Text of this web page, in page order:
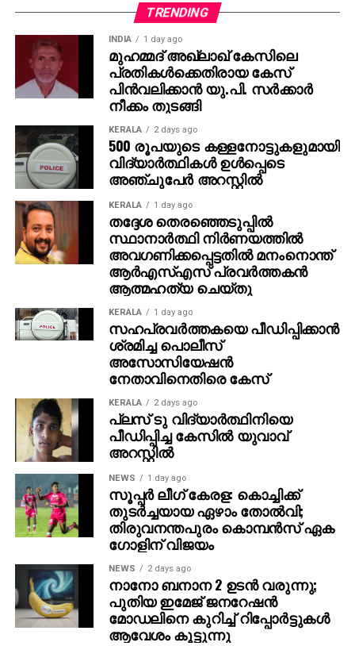
ഫിലിംസ്, റാണ ദഗ്ഗുബതിയുടെ ഉടമസ്ഥതയിലുള്ള
സ്പിരിറ്റ് മീഡിയ എന്നിവര്‍ ചേര്‍ന്നാണ്. ദുല്‍ഖര്‍
സല്‍മാന്‍, ജോം വര്‍ഗീസ്, റാണ ദഗ്ഗുബതി, പ്രശാന്ത്
പോട്ട്‌ലൂരി എന്നിവരാണ് ചിത്രത്തിന്റെ നിര്‍മ്മാതാക്കള്‍.
കുടുംബാംഗങ്ങളോട് അനുവാദം ചോദിക്കാതെ ആണ്
അദ്ദേഹത്തിന്റെ ജീവിതകഥ സിനിമ ആക്കിയത് എന്നും,
ചിത്രത്തിലെ കഥാപാത്രങ്ങളുടെ പേരുകള്‍
മാറ്റിയെങ്കിലും പ്രേക്ഷകര്‍ക്ക് ആളെ എളുപ്പത്തില്‍
മനസ്സിലാക്കാന്‍ സാധിക്കുമെന്നും യാഥാര്‍ത്ഥ്യവുമായി
ബന്ധമില്ലാത്ത തരത്തിലാണ് കഥാപാത്രങ്ങളെ
അവതരിപ്പിച്ചിരിക്കുന്നത് എന്നതുമാണ് ആരോപണങ്ങള്‍.
ഇതിനാണ് കോടതി ദുല്‍ഖര്‍ സല്‍മാന്‍
ഉള്‍പ്പെടെയുള്ളവരോട് മറുപടി
ആവശ്യപ്പെട്ടിരിക്കുന്നത്. എന്നാല്‍ ത്യാഗരാജ
ഭാഗവതരുടെ ബയോപിക് അല്ല ഈ ചിത്രം എന്ന്
അണിയറ പ്രവര്‍ത്തകര്‍ നേരത്തെ
വ്യക്തമാക്കിയിരുന്നു.
നടിപ്പ് ചക്രവര്‍ത്തി എന്ന വിളിപ്പേരില്‍ അറിയപ്പെടുന്ന ടി
കെ മഹാദേവന്‍ എന്ന നടന്‍ ആയാണ് ദുല്‍ഖര്‍
സല്‍മാന്‍ ഈ ചിത്രത്തില്‍ വേഷമിടുന്നത്. 1950
കാലഘട്ടത്തിലെ മദ്രാസിന്റെ പശ്ചാത്തലത്തിലാണ്
‘കാന്ത’ കഥ പറയുന്നത്. ദുല്‍ഖര്‍ സല്‍മാന്‍ കൂടാതെ
സമുദ്രക്കനി, ഭാഗ്യശ്രീ ബോര്‍സെ, റാണ ദഗ്ഗുബതി,
രവീന്ദ്ര വിജയ്, ഭഗവതി പെരുമാള്‍, നിഴല്‍കള്‍ രവി
എന്നിവരാണ് ചിത്രത്തിലെ മറ്റു നിര്‍ണ്ണായക
കഥാപാത്രങ്ങളെ അവതരിപ്പിക്കുന്നത്. അയ്യാ എന്ന്
പേരുള്ള സംവിധായകനായി സമുദ്രക്കനി
വേഷമിടുമ്പോള്‍, പോലീസ് ഓഫീസര്‍ ആയാണ് റാണ
ദഗ്ഗുബതി ഈ ചിത്രത്തില്‍ അഭിനയിച്ചിരിക്കുന്നത്.
കുമാരി എന്നാണ് ഭാഗ്യശ്രീ ബോര്‍സെ
അവതരിപ്പിക്കുന്ന നായികാ കഥാപാത്രത്തിന്റെ പേര്.
TRENDING
INDIA 1 day ago
മുഹമ്മദ് അഖ്‌ലാഖ് കേസിലെ
പ്രതികള്‍ക്കെതിരായ കേസ്
പിന്‍വലിക്കാന്‍ യു.പി. സര്‍ക്കാര്‍
നീക്കം തുടങ്ങി
KERALA 2 days ago
500 രൂപയുടെ കള്ളനോട്ടുകളുമായി
വിദ്യാര്‍ത്ഥികള്‍ ഉള്‍പ്പെടെ
അഞ്ചുപേര്‍ അറസ്റ്റില്‍
KERALA 1 day ago
തദ്ദേശ തെരഞ്ഞെടുപ്പില്‍
സ്ഥാനാര്‍ത്ഥി നിര്‍ണയത്തില്‍
അവഗണിക്കപ്പെട്ടതില്‍ മനംനൊന്ത്
ആര്‍എസ്എസ് പ്രവര്‍ത്തകന്‍
ആത്മഹത്യ ചെയ്തു
KERALA 1 day ago
സഹപ്രവര്‍ത്തകയെ പീഡിപ്പിക്കാന്‍
ശ്രമിച്ച പൊലീസ്
അസോസിയേഷന്‍
നേതാവിനെതിരെ കേസ്
KERALA 2 days ago
പ്ലസ് ടു വിദ്യാര്‍ത്ഥിനിയെ
പീഡിപ്പിച്ച കേസില്‍ യുവാവ്
അറസ്റ്റില്‍
NEWS 1 day ago
സൂപ്പര്‍ ലീഗ് കേരള: കൊച്ചിക്ക്
തുടര്‍ച്ചയായ ഏഴാം തോല്‍വി;
തിരുവനന്തപുരം കൊമ്പന്‍സ് ഏക
ഗോളിന് വിജയം
NEWS 2 days ago
നാനോ ബനാന 2 ഉടന്‍ വരുന്നു;
പുതിയ ഇമേജ് ജനറേഷന്‍
മോഡലിനെ കുറിച്ച് റിപ്പോര്‍ട്ടുകള്‍
ആവേശം കൂട്ടുന്നു